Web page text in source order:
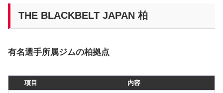
THE BLACKBELT JAPAN 柏
有名選手所属ジムの柏拠点
項目
内容